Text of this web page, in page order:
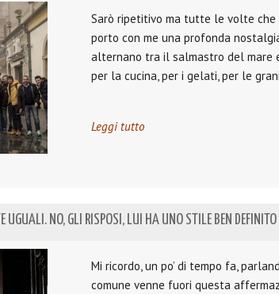
Sarò ripetitivo ma tutte le volte
porto con me una profonda
alternano tra il salmastro del mare
per la cucina, per i gelati, per le
Leggi tutto
UGUALI. NO, GLI RISPOSI, LUI HA UNO STILE BEN DEFINITO
Mi ricordo, un po’ di tempo fa,
comune venne fuori questa